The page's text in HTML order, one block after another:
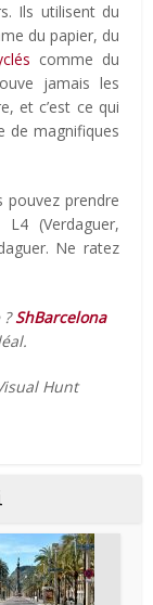
Ils utilisent du
du papier, du
comme du
jamais les
et c’est ce qui
de magnifiques
pouvez prendre
(Verdaguer,
Ne ratez
?ShBarcelona
Hunt